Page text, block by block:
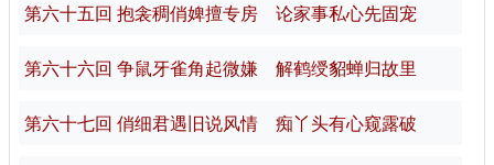
第六十五回 抱衾稠俏婢擅专房 论家事私心先固宠
第六十六回 争鼠牙雀角起微嫌 解鹤绶貂蝉归故里
第六十七回 俏细君遇旧说风情 痴丫头有心窥露破